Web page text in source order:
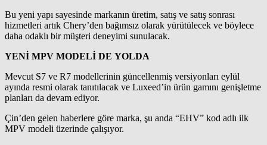
Bu yeni yapı sayesinde markanın üretim, satış ve satış sonrası
hizmetleri artık Chery’den bağımsız olarak yürütülecek ve böylece
daha odaklı bir müşteri deneyimi sunulacak.
YENİ MPV MODELİ DE YOLDA
Mevcut S7 ve R7 modellerinin güncellenmiş versiyonları eylül
ayında resmi olarak tanıtılacak ve Luxeed’in ürün gamını genişletme
planları da devam ediyor.
Çin’den gelen haberlere göre marka, şu anda “EHV” kod adlı ilk
MPV modeli üzerinde çalışıyor.